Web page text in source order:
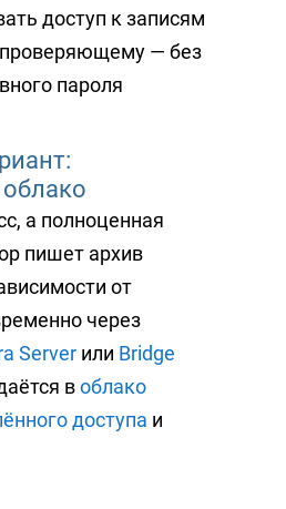
проверяющему — без
пароля
облако
а полноценная
пишет архив
от
через
Server или Bridge
воблако
доступа и